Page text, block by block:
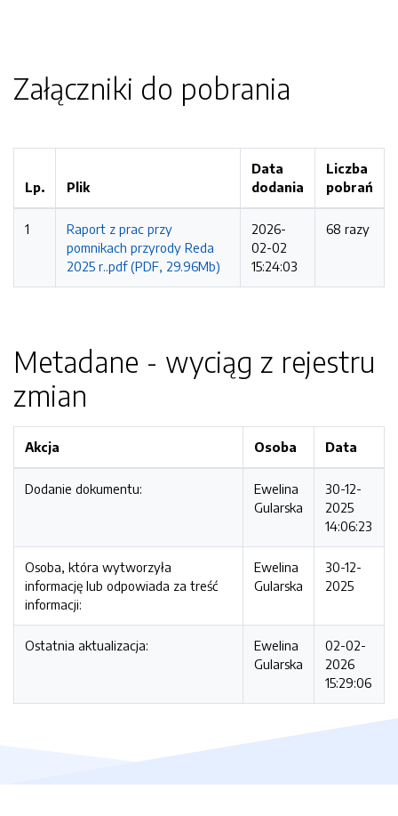
Załączniki do pobrania
Lp. Plik
Data
dodania
Liczba
pobrań
1
Raport z prac przy
pomnikach przyrody Reda
2025 r..pdf (PDF, 29.96Mb)
2026-
02-02
15:24:03
68 razy
Metadane - wyciąg z rejestru
zmian
Akcja Osoba Data
Dodanie dokumentu:
Ewelina
Gularska
30-12-
2025
14:06:23
Osoba, która wytworzyła
informację lub odpowiada za treść
informacji:
Ewelina
Gularska
30-12-
2025
Ostatnia aktualizacja:
Ewelina
Gularska
02-02-
2026
15:29:06